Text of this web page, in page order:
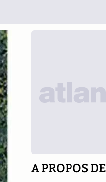
A PROPOS